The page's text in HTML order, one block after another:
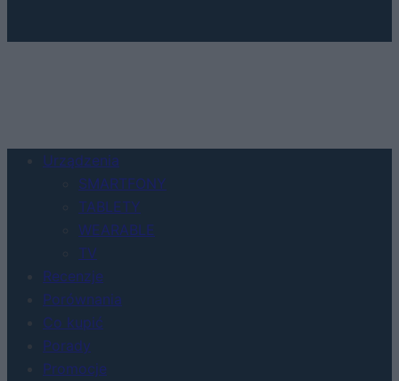
Urządzenia
SMARTFONY
TABLETY
WEARABLE
TV
Recenzje
Porównania
Co kupić
Porady
Promocje